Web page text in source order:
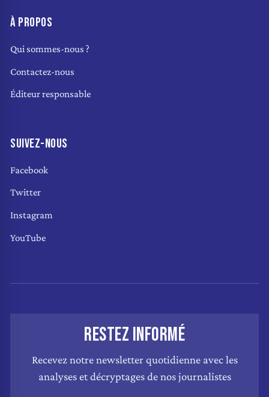
À PROPOS
Qui sommes-nous ?
Contactez-nous
Éditeur responsable
SUIVEZ-NOUS
Facebook
Twitter
Instagram
YouTube
RESTEZ INFORMÉ
Recevez notre newsletter quotidienne avec les
analyses et décryptages de nos journalistes